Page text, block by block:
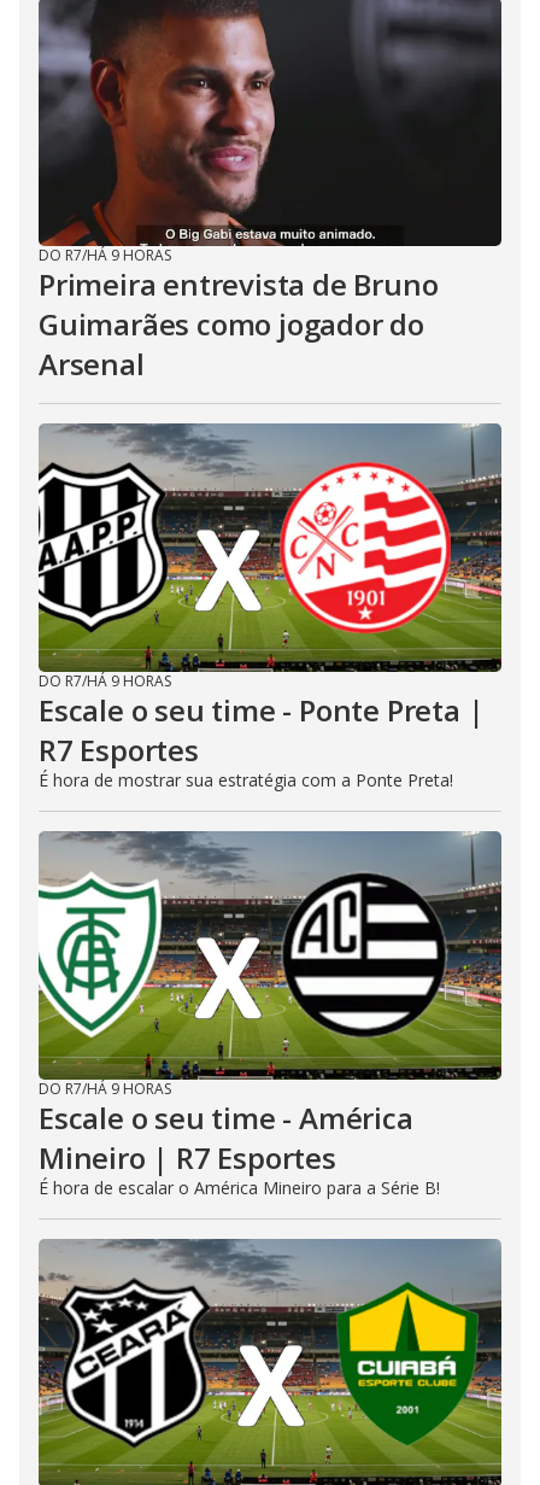
DO R7/HÁ 9 HORAS
Primeira entrevista de Bruno
Guimarães como jogador do
Arsenal
DO R7/HÁ 9 HORAS
Escale o seu time - Ponte Preta |
R7 Esportes
É hora de mostrar sua estratégia com a Ponte Preta!
DO R7/HÁ 9 HORAS
Escale o seu time - América
Mineiro | R7 Esportes
É hora de escalar o América Mineiro para a Série B!